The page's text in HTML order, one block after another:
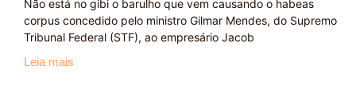
Não está no gibi o barulho que vem causando o habeas
corpus concedido pelo ministro Gilmar Mendes, do Supremo
Tribunal Federal (STF), ao empresário Jacob
Leia mais